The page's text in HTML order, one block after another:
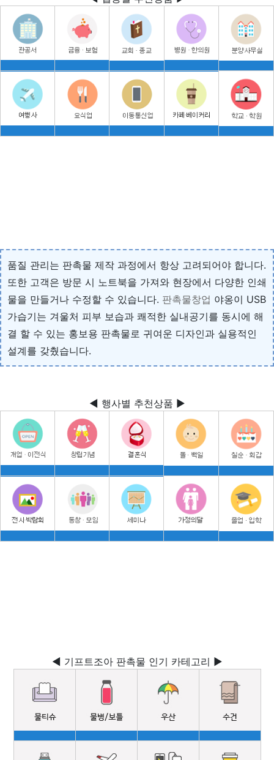
품질 관리는 판촉물 제작 과정에서 항상 고려되어야 합니다.
또한 고객은 방문 시 노트북을 가져와 현장에서 다양한 인쇄
물을 만들거나 수정할 수 있습니다. 판촉물창업 야옹이 USB
가습기는 겨울처 피부 보습과 쾌적한 실내공기를 동시에 해
결 할 수 있는 홍보용 판촉물로 귀여운 디자인과 실용적인
설계를 갖췄습니다.
◀ 행사별 추천상품 ▶
◀ 기프트조아 판촉물 인기 카테고리 ▶